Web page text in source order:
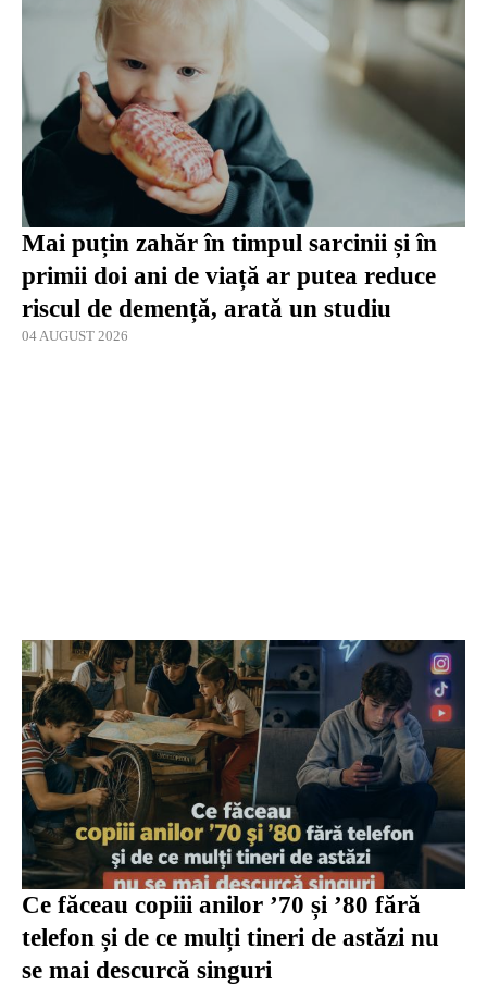
Mai puțin zahăr în timpul sarcinii și în
primii doi ani de viață ar putea reduce
riscul de demență, arată un studiu
04 AUGUST 2026
Ce făceau copiii anilor ’70 și ’80 fără
telefon și de ce mulți tineri de astăzi nu
se mai descurcă singuri